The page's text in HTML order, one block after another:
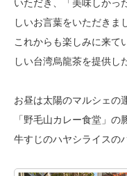
いただき、
「美味しか
しいお言葉をいただきま
これからも楽しみに来て
しい台湾烏龍茶を提供し
お昼は太陽のマルシェの
「野毛山カレー食堂」
牛すじのハヤシライスの